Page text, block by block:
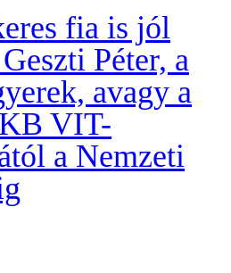
fia is jól
Péter, a
avagy a
VIT-
a Nemzeti